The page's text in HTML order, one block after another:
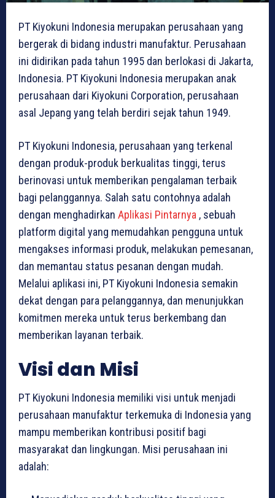
PT Kiyokuni Indonesia merupakan perusahaan yang
bergerak di bidang industri manufaktur. Perusahaan
ini didirikan pada tahun 1995 dan berlokasi di Jakarta,
Indonesia. PT Kiyokuni Indonesia merupakan anak
perusahaan dari Kiyokuni Corporation, perusahaan
asal Jepang yang telah berdiri sejak tahun 1949.
PT Kiyokuni Indonesia, perusahaan yang terkenal
dengan produk-produk berkualitas tinggi, terus
berinovasi untuk memberikan pengalaman terbaik
bagi pelanggannya. Salah satu contohnya adalah
dengan menghadirkan Aplikasi Pintarnya , sebuah
platform digital yang memudahkan pengguna untuk
mengakses informasi produk, melakukan pemesanan,
dan memantau status pesanan dengan mudah.
Melalui aplikasi ini, PT Kiyokuni Indonesia semakin
dekat dengan para pelanggannya, dan menunjukkan
komitmen mereka untuk terus berkembang dan
memberikan layanan terbaik.
Visi dan Misi
PT Kiyokuni Indonesia memiliki visi untuk menjadi
perusahaan manufaktur terkemuka di Indonesia yang
mampu memberikan kontribusi positif bagi
masyarakat dan lingkungan. Misi perusahaan ini
adalah: